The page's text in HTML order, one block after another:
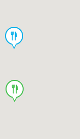
food
food